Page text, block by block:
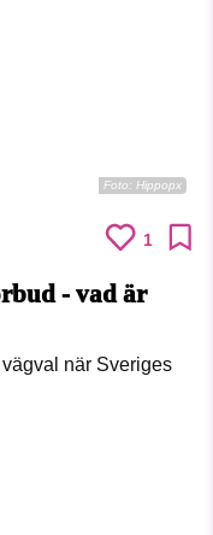
Foto: Hippopx
1
- vad är
när Sveriges